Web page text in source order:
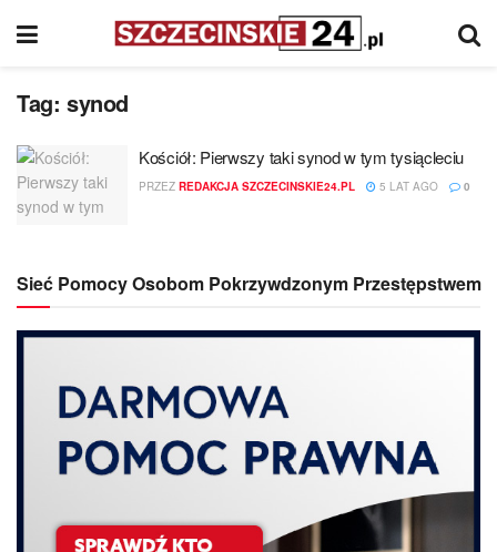
Tag: synod
Kościół: Pierwszy taki synod w tym tysiącleciu
PRZEZ REDAKCJA SZCZECINSKIE24.PL 5 LAT AGO 0
Sieć Pomocy Osobom Pokrzywdzonym Przestępstwem